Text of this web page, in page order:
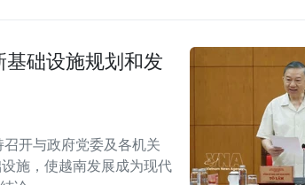
础设施规划和发
开与政府党委及各机关
施，使越南发展成为现代